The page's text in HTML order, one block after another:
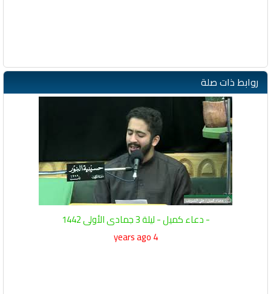
روابط ذات صلة
- دعاء كميل - ليلة 3 جمادى الأولى 1442
4 years ago